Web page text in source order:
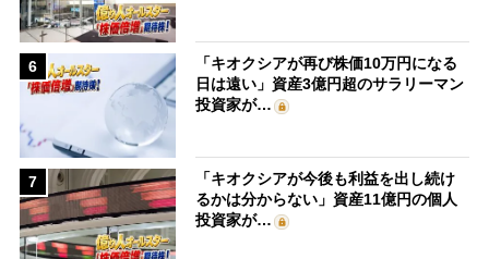
6
「キオクシアが再び株価10万円になる
日は遠い」資産3億円超のサラリーマン
投資家が…
7
「キオクシアが今後も利益を出し続け
るかは分からない」資産11億円の個人
投資家が…